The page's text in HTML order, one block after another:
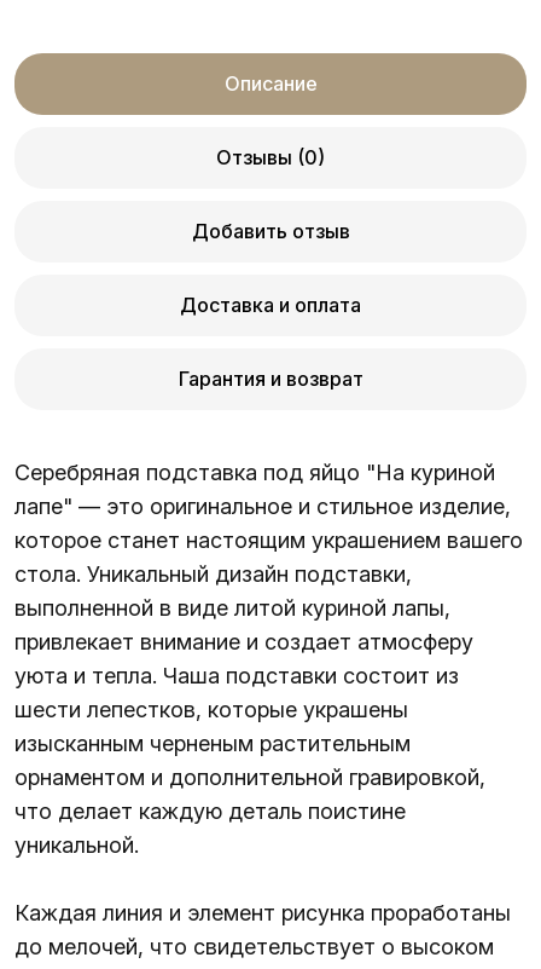
Описание
Отзывы (0)
Добавить отзыв
Доставка и оплата
Гарантия и возврат
Серебряная подставка под яйцо "На куриной
лапе" — это оригинальное и стильное изделие,
которое станет настоящим украшением вашего
стола. Уникальный дизайн подставки,
выполненной в виде литой куриной лапы,
привлекает внимание и создает атмосферу
уюта и тепла. Чаша подставки состоит из
шести лепестков, которые украшены
изысканным черненым растительным
орнаментом и дополнительной гравировкой,
что делает каждую деталь поистине
уникальной.
Каждая линия и элемент рисунка проработаны
до мелочей, что свидетельствует о высоком